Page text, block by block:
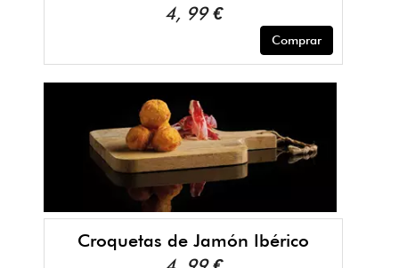
4, 99 €
Comprar
Croquetas de Jamón Ibérico